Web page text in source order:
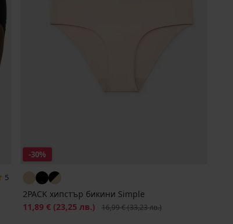
5
-30%
2PACK хипстър бикини Simple
Намаление
11,89 € (23,25 лв.) Първоначална цена
16,99 €(33,23 лв.)